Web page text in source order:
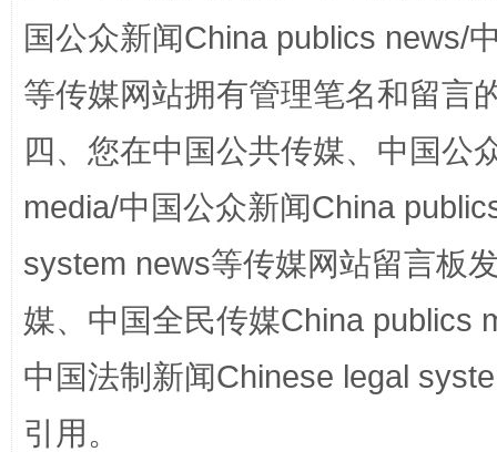
阿坝州三大球赛在茂县开幕 规模
国家大学科技园优化重塑工作
国公众新闻China publics news/
等传媒网站拥有管理笔名和留言
四、您在中国公共传媒、中国公
media/中国公众新闻China
system news等传媒网站留言板
媒、中国全民传媒China publics
中国法制新闻Chinese legal
引用。